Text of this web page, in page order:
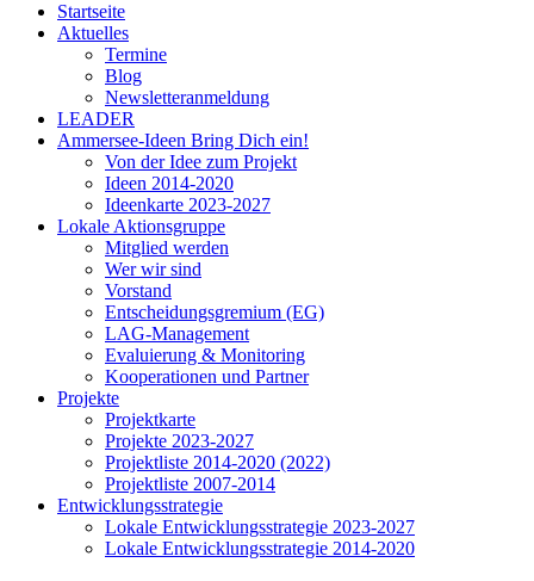
Startseite
Aktuelles
Termine
Blog
Newsletteranmeldung
LEADER
Ammersee-Ideen Bring Dich ein!
Von der Idee zum Projekt
Ideen 2014-2020
Ideenkarte 2023-2027
Lokale Aktionsgruppe
Mitglied werden
Wer wir sind
Vorstand
Entscheidungsgremium (EG)
LAG-Management
Evaluierung & Monitoring
Kooperationen und Partner
Projekte
Projektkarte
Projekte 2023-2027
Projektliste 2014-2020 (2022)
Projektliste 2007-2014
Entwicklungsstrategie
Lokale Entwicklungsstrategie 2023-2027
Lokale Entwicklungsstrategie 2014-2020